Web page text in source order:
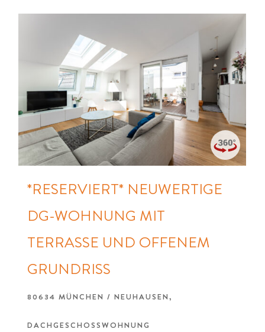
*RESERVIERT* NEUWERTIGE
DG-WOHNUNG MIT
TERRASSE UND OFFENEM
GRUNDRISS
80634 MÜNCHEN / NEUHAUSEN,
DACHGESCHOSSWOHNUNG